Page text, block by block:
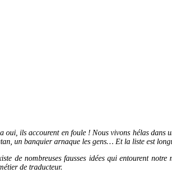
oui, ils accourent en foule ! Nous vivons hélas dans
un banquier arnaque les gens… Et la liste est
de nombreuses fausses idées qui entourent
de traducteur.